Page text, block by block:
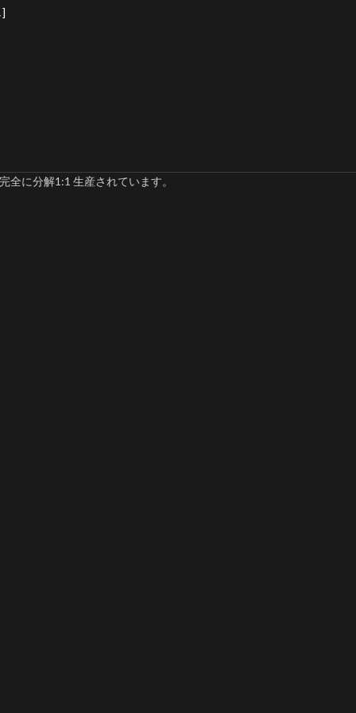
に分解1:1 生産されています。